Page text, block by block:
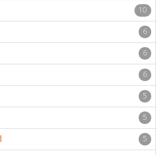
10
6
6
6
5
5
5